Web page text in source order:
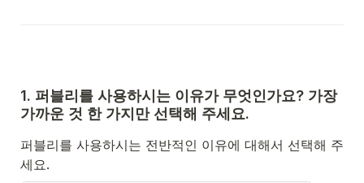
1. 퍼블리를 사용하시는 이유가 무엇인가요? 가장
가까운 것 한 가지만 선택해 주세요.
퍼블리를 사용하시는 전반적인 이유에 대해서 선택해 주
세요.